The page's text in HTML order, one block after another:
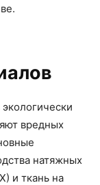
вредных
натяжных
и ткань на